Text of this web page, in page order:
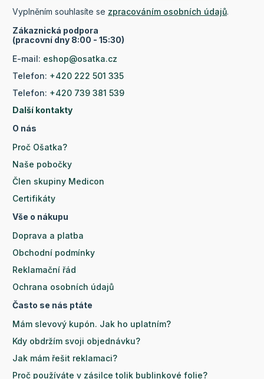
Vyplněním souhlasíte se zpracováním osobních údajů.
Zákaznická podpora
(pracovní dny 8:00 - 15:30)
E-mail: eshop@osatka.cz
Telefon: +420 222 501 335
Telefon: +420 739 381 539
Další kontakty
O nás
Proč Ošatka?
Naše pobočky
Člen skupiny Medicon
Certifikáty
Vše o nákupu
Doprava a platba
Obchodní podmínky
Reklamační řád
Ochrana osobních údajů
Často se nás ptáte
Mám slevový kupón. Jak ho uplatním?
Kdy obdržím svoji objednávku?
Jak mám řešit reklamaci?
Proč používáte v zásilce tolik bublinkové folie?